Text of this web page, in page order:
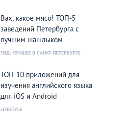
Вах, какое мясо! ТОП-5
заведений Петербурга с
лучшим шашлыком
ГИД: ЛУЧШЕЕ В САНКТ-ПЕТЕРБУРГЕ
ТОП-10 приложений для
изучения английского языка
для iOS и Android
LIFESTYLE